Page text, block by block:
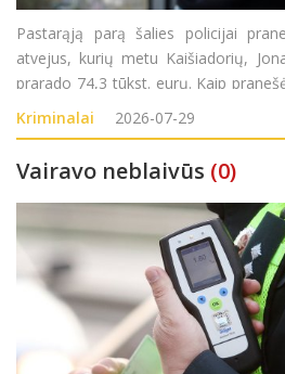
Pastarąją parą šalies policijai
atvejus, kurių metu Kaišiadorių,
prarado 74,3 tūkst. eurų. Kaip
trečiadienį į Kaišiadorių rajono
1946 metai
Kriminalai 2026-07-29
Vairavo neblaivūs (0)